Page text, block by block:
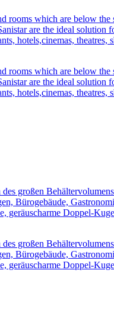
rooms which are below
are the ideal solution
hotels,cinemas, theatres,
rooms which are below
are the ideal solution
hotels,cinemas, theatres,
großen
Bürogebäude,
geräuscharme Doppel-
großen
Bürogebäude,
geräuscharme Doppel-